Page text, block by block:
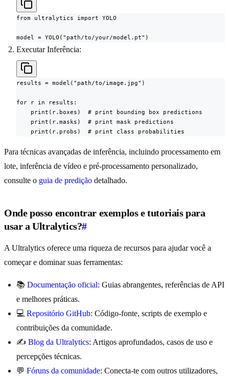
from ultralytics import YOLO
model = YOLO("path/to/your/model.pt")
Executar Inferência:
results = model("path/to/image.jpg")
for r in results:
    print(r.boxes)  # print bounding box predictions
    print(r.masks)  # print mask predictions
    print(r.probs)  # print class probabilities
Para técnicas avançadas de inferência, incluindo processamento em
lote, inferência de vídeo e pré-processamento personalizado,
consulte o guia de predição detalhado.
Onde posso encontrar exemplos e tutoriais para
usar a Ultralytics?#
A Ultralytics oferece uma riqueza de recursos para ajudar você a
começar e dominar suas ferramentas:
📚 Documentação oficial: Guias abrangentes, referências de API
e melhores práticas.
💻 Repositório GitHub: Código-fonte, scripts de exemplo e
contribuições da comunidade.
✍️ Blog da Ultralytics: Artigos aprofundados, casos de uso e
percepções técnicas.
💬 Fóruns da comunidade: Conecta-te com outros utilizadores,